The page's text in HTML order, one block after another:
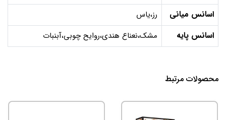
اسانس میانی رز،یاس
اسانس پایه مشک،نعناع هندی،روایح چوبی،آبنبات
محصولات مرتبط